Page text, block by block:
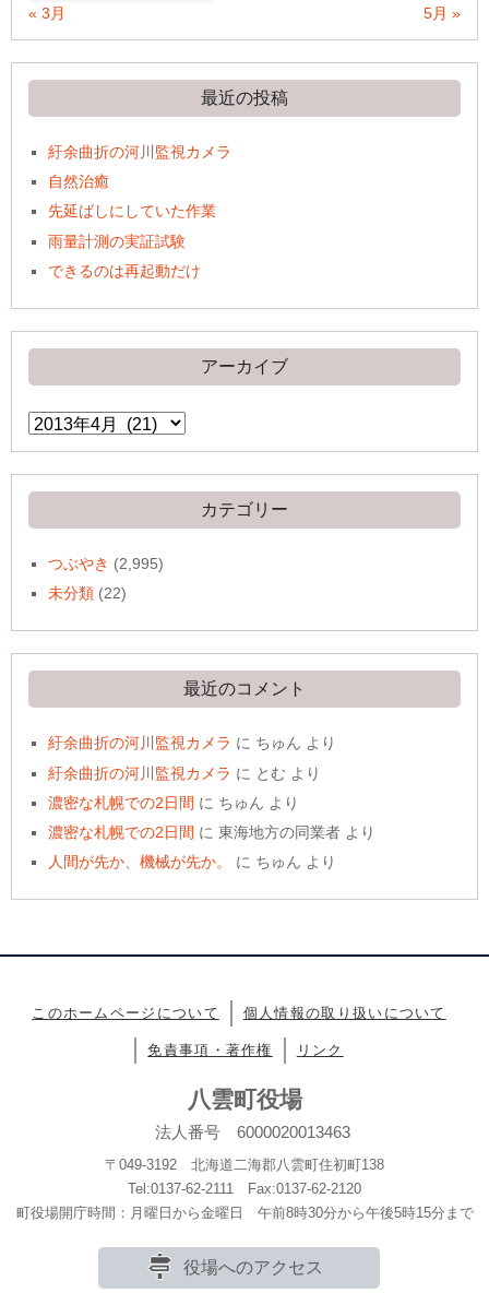
« 3月
5月 »
最近の投稿
紆余曲折の河川監視カメラ
自然治癒
先延ばしにしていた作業
雨量計測の実証試験
できるのは再起動だけ
アーカイブ
ア
ー
イ
ブ
カテゴリー
つぶやき (2,995)
未分類 (22)
最近のコメント
紆余曲折の河川監視カメラ に ちゅん より
紆余曲折の河川監視カメラ に とむ より
濃密な札幌での2日間 に ちゅん より
濃密な札幌での2日間 に東海地方の同業者 より
人間が先か、機械が先か。
に ちゅん より
このホームページについて 個人情報の取り扱いについて
免責事項・著作権 リンク
八雲町役場
法人番号 6000020013463
〒049-3192 北海道二海郡八雲町住初町138
Tel:0137-62-2111 Fax:0137-62-2120
町役場開庁時間：月曜日から金曜日 午前8時30分から午後5時15分まで
役場へのアクセス